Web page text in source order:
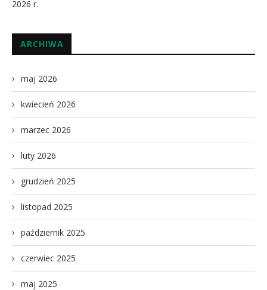
2026 r.
ARCHIWA
maj 2026
kwiecień 2026
marzec 2026
luty 2026
grudzień 2025
listopad 2025
październik 2025
czerwiec 2025
maj 2025